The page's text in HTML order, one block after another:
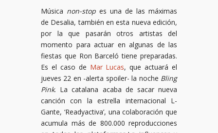
Música non-stop es una de las máximas
de Desalia, también en esta nueva edición,
por la que pasarán otros artistas del
momento para actuar en algunas de las
fiestas que Ron Barceló tiene preparadas.
Es el caso de Mar Lucas, que actuará el
jueves 22 en -alerta spoiler- la noche Bling
Pink. La catalana acaba de sacar nueva
canción con la estrella internacional L-
Gante, ‘Readyactiva’, una colaboración que
acumula más de 800.000 reproducciones